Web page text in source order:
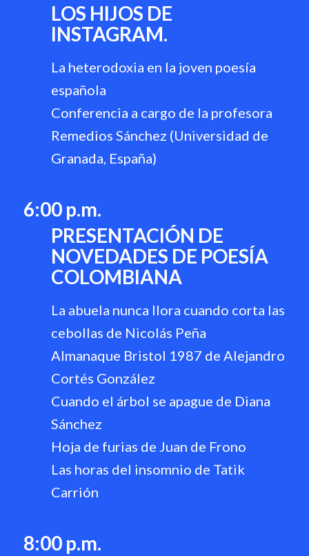
LOS HIJOS DE
INSTAGRAM.
La heterodoxia en la joven poesía
española
Conferencia a cargo de la profesora
Remedios Sánchez (Universidad de
Granada, España)
6:00 p.m.
PRESENTACIÓN DE
NOVEDADES DE POESÍA
COLOMBIANA
La abuela nunca llora cuando corta las
cebollas de Nicolás Peña
Almanaque Bristol 1987 de Alejandro
Cortés González
Cuando el árbol se apague de Diana
Sánchez
Hoja de furias de Juan de Frono
Las horas del insomnio de Tatik
Carrión
8:00 p.m.